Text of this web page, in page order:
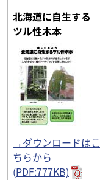
北海道に自生する
ツル性木本
→ダウンロードはこ
ちらから
(PDF:777KB)